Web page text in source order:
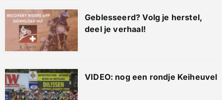
Geblesseerd? Volg je herstel,
deel je verhaal!
VIDEO: nog een rondje Keiheuvel